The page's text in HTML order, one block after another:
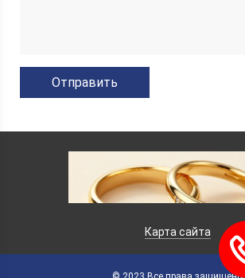
Карта сайта